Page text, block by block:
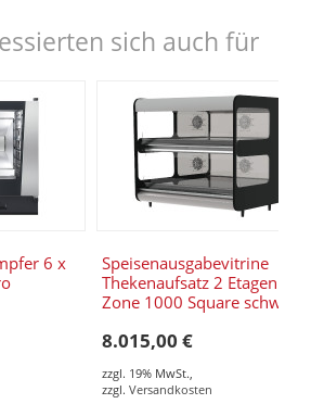
sich auch für
6 x
Speisenausgabevitrine
Thekenaufsatz 2 Etagen /
Zone 1000 Square schwarz
8.015,00 €
zzgl. 19% MwSt.
zzgl. Versandkosten